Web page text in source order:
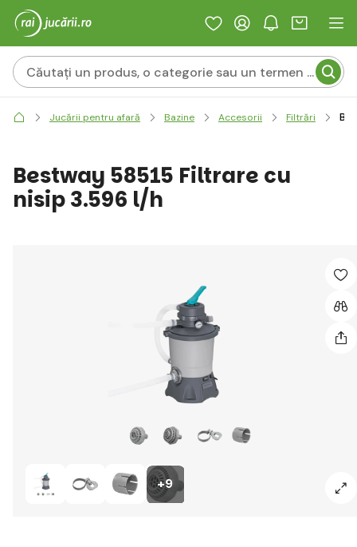
Jucării pentru afară Bazine Accesorii Filtrări
+9
Bestway 58515 Filtrare cu
nisip 3.596 l/h